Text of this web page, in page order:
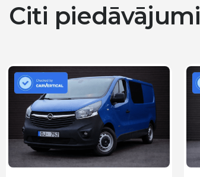
Citi piedāvājumi